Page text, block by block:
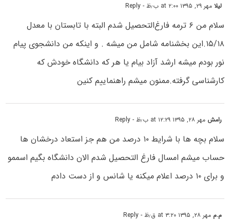
لیلامهر ۲۹, ۱۳۹۵ at ۲:۰۰ ب٫ظ - Reply
سلام من ۶ ترمه فارغ‌التحصیل شدم البته با تابستان با معدل
۱۵/۱۸.این بخشنامه شامل من میشه . و اینکه من دانشجوی پیام
نور بودم میشه ارشد آزاد بیام یا هر که دانشگاه خودش که
کارشناسی گرفته.ممنون میشم راهنماییم کنین
رامش مهر ۲۸, ۱۳۹۵ at ۱۲:۲۹ ب٫ظ - Reply
سلام بچه ها با شرایط ۱۰ درصد من هم جز استعاد درخشان ها
حساب میشم امسال فارغ التحصیل شدم الان دانشگاه بگیم اسممو
و برای ۱۰ درصد اعلام میکنه یا شانس و از دست دادم
م.م مهر ۲۸, ۱۳۹۵ at ۳:۲۰ ق٫ظ - Reply